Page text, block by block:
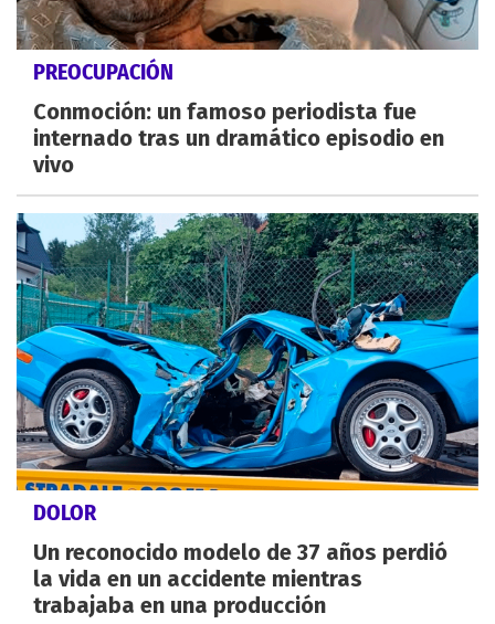
PREOCUPACIÓN
Conmoción: un famoso periodista fue
internado tras un dramático episodio en
vivo
DOLOR
Un reconocido modelo de 37 años perdió
la vida en un accidente mientras
trabajaba en una producción